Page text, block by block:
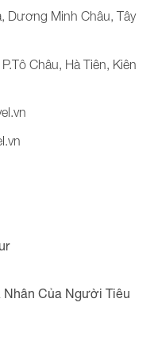
Dương Minh Châu, Tây
Châu, Hà Tiên, Kiên
Nhân Của Người Tiêu